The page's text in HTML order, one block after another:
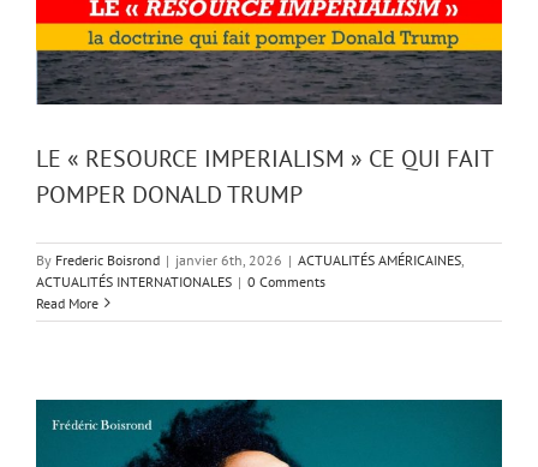
LE « RESOURCE IMPERIALISM » CE QUI FAIT
POMPER DONALD TRUMP
By Frederic Boisrond | janvier 6th, 2026 | ACTUALITÉS AMÉRICAINES
ACTUALITÉS INTERNATIONALES | 0 Comments
Read More